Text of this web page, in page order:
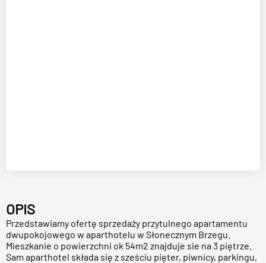
OPIS
Przedstawiamy ofertę sprzedaży przytulnego apartamentu
dwupokojowego w aparthotelu w Słonecznym Brzegu.
Mieszkanie o powierzchni ok 54m2 znajduje sie na 3 piętrze.
Sam aparthotel składa się z sześciu pięter, piwnicy, parkingu,